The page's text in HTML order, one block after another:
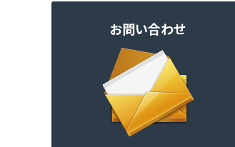
お問い合わせ